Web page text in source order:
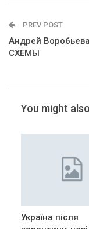
PREV POST
Андрей
СХЕМЫ
You might
Україна після